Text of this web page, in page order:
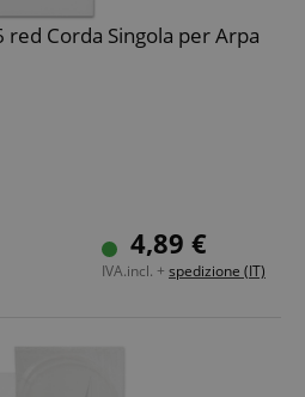
red Corda Singola per Arpa
4,89 €
IVA.incl. + spedizione (IT)